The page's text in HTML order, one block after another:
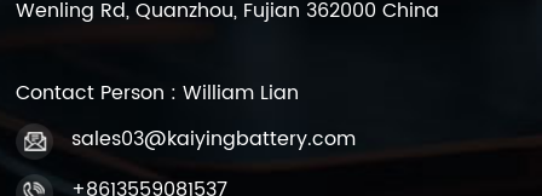
Wenling Rd, Quanzhou, Fujian 362000 China
Contact Person : William Lian
sales03@kaiyingbattery.com